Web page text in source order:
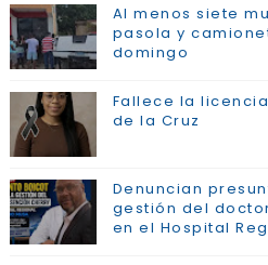
Al menos siete
pasola y
domingo
Fallece la
de la Cruz
Denuncian
gestión del
en el Hospital